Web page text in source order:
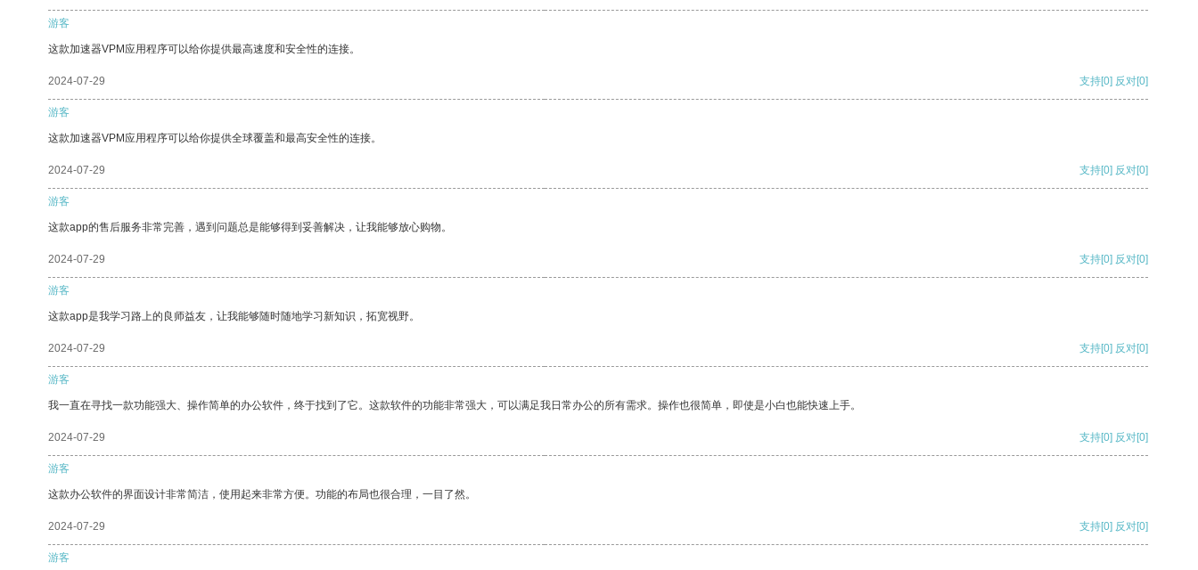
游客
这款加速器VPM应用程序可以给你提供最高速度和安全性的连接。
2024-07-29 支持[0] 反对[0]
游客
这款加速器VPM应用程序可以给你提供全球覆盖和最高安全性的连接。
2024-07-29 支持[0] 反对[0]
游客
这款app的售后服务非常完善，遇到问题总是能够得到妥善解决，让我能够放心购物。
2024-07-29 支持[0] 反对[0]
游客
这款app是我学习路上的良师益友，让我能够随时随地学习新知识，拓宽视野。
2024-07-29 支持[0] 反对[0]
游客
我一直在寻找一款功能强大、操作简单的办公软件，终于找到了它。这款软件的功能非常强大，可以满足我日常办公的所有需求。操作也很简单，即使是小白也能快速上手。
2024-07-29 支持[0] 反对[0]
游客
这款办公软件的界面设计非常简洁，使用起来非常方便。功能的布局也很合理，一目了然。
2024-07-29 支持[0] 反对[0]
游客